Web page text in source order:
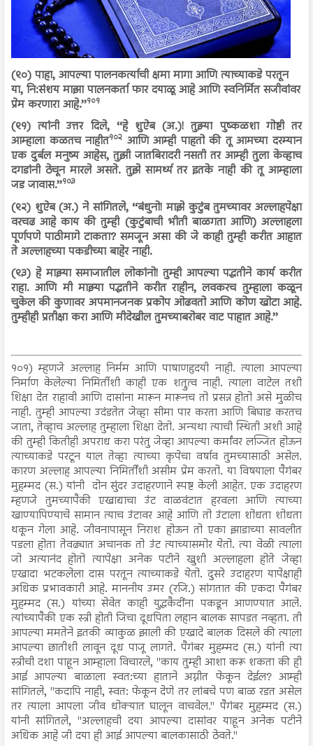
(९०) पाहा, आपल्या पालनकर्त्याची क्षमा मागा आणि त्याच्याकडे परतून
या, नि:संशय माझा पालनकर्ता फार दयाळू आहे आणि स्वनिर्मित सजीवांवर
प्रेम करणारा आहे.’’१०१
(९१) त्यांनी उत्तर दिले, ‘‘हे शुऐब (अ.)! तुझ्या पुष्कळशा गोष्टी तर
आम्हाला कळतच नाहीत१०२ आणि आम्ही पाहतो की तू आमच्या दरम्यान
एक दुर्बल मनुष्य आहेस, तुझी जातबिरादरी नसती तर आम्ही तुला केव्हाच
दगडांनी ठेचून मारले असते. तुझे सामर्थ्य तर इतके नाही की तू आम्हाला
जड जावास.’’१०३
(९२) शुऐब (अ.) ने सांगितले, ‘‘बंधुनो! माझे कुटुंब तुमच्यावर अल्लाहपेक्षा
वरचढ आहे काय की तुम्ही (कुटुंबाची भीती बाळगता आणि) अल्लाहला
पूर्णपणे पाठीमागे टाकता? समजून असा की जे काही तुम्ही करीत आहात
ते अल्लाहच्या पकडीच्या बाहेर नाही.
(९३) हे माझ्या समाजातील लोकांनो! तुम्ही आपल्या पद्धतीने कार्य करीत
राहा. आणि मी माझ्या पद्धतीने करीत राहीन, लवकरच तुम्हाला कळून
चुकेल की कुणावर अपमानजनक प्रकोप ओढवतो आणि कोण खोटा आहे.
तुम्हीही प्रतीक्षा करा आणि मीदेखील तुमच्याबरोबर वाट पाहात आहे.’’
१०१) म्हणजे अल्लाह निर्मम आणि पाषाणहृदयी नाही. त्याला आपल्या
निर्माण केलेल्या निमिर्तीशी काही एक शत्रुत्व नाही. त्याला वाटेल तशी
शिक्षा देत राहावी आणि दासांना मारून मारूनच तो प्रसन्न होतो असे मुळीच
नाही. तुम्ही आपल्या उदंडतेत जेव्हा सीमा पार करता आणि बिघाड करतच
जाता, तेव्हाच अल्लाह तुम्हाला शिक्षा देतो. अन्यथा त्याची स्थिती अशी आहे
की तुम्ही कितीही अपराध करा परंतु जेव्हा आपल्या कर्मांवर लज्जित होऊन
त्याच्याकडे परटून याल तेव्हा त्याच्या कृपेचा वर्षाव तुमच्यासाठी असेल.
कारण अल्लाह आपल्या निमिर्तींशी असीम प्रेम करतो. या विषयाला पैगंबर
मुहम्मद (स.) यांनी दोन सुंदर उदाहरणाने स्पष्ट केली आहेत. एक उदाहरण
म्हणजे तुमच्यापैकी एखाद्याचा उंट वाळवंटात हरवला आणि त्याच्या
खाण्यापिण्याचे सामान त्याच उंटावर आहे आणि तो उंटाला शोधता शोधता
थकून गेला आहे. जीवनापासून निराश होऊन तो एका झाडाच्या सावलीत
पडला होता तेवढ्यात अचानक तो उंट त्याच्यासमोर येतो. त्या वेळी त्याला
जो अत्यानंद होतो त्यापेक्षा अनेक पटीने खुशी अल्लाहला होते जेव्हा
एखादा भटकलेला दास परतून त्याच्याकडे येतो. दुसरे उदाहरण यापेक्षाही
अधिक प्रभावकारी आहे. माननीय उमर (रजि.) सांगतात की एकदा पैगंबर
मुहम्मद (स.) यांच्या सेवेत काही युद्धकैदींना पकडून आणण्यात आले.
त्यांच्यापैकी एक स्त्री होती जिचा दूधपिता लहान बालक सापडत नव्हता. ती
आपल्या ममतेने इतकी व्याकुळ झाली की एखादे बालक दिसले की त्याला
आपल्या छातीशी लावून दूध पाजू लागते. पैगंबर मुहम्मद (स.) यांनी त्या
स्त्रीची दशा पाहून आम्हाला विचारले, "काय तुम्ही आशा करू शकता की ही
आई आपल्या बाळाला स्वत:च्या हाताने अग्नीत फेकून देईल? आम्ही
सांगितले, "कदापि नाही, स्वत: फेकून देणे तर लांबचे पण बाळ रडत असेल
तर त्याला आपला जीव धोक्यात घालून वाचवेल." पैगंबर मुहम्मद (स.)
यांनी सांगितले, "अल्लाहची दया आपल्या दासांवर याहून अनेक पटीने
अधिक आहे जी दया ही आई आपल्या बालकासाठी ठेवते."